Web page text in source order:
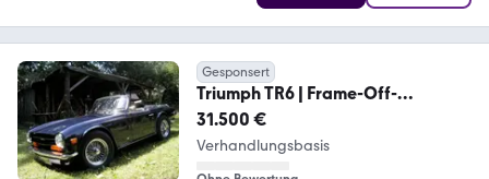
Gesponsert
Triumph TR6 | Frame-Off-
Restaurierung | treuer Begleiter
31.500 €
Verhandlungsbasis